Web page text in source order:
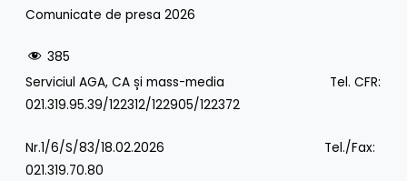
Comunicate de presa 2026
385
Serviciul AGA, CA și mass-media Tel. CFR:
021.319.95.39/122312/122905/122372
Nr.1/6/S/83/18.02.2026 Tel./Fax:
021.319.70.80